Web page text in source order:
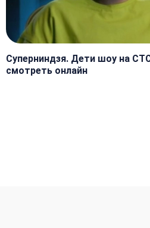
Суперниндзя. Дети шоу на
смотреть онлайн